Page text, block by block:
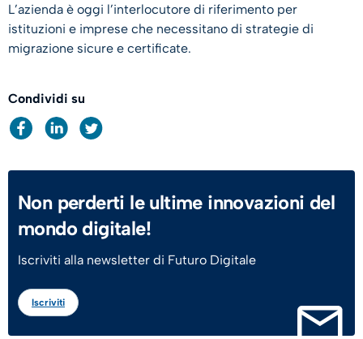
L’azienda è oggi l’interlocutore di riferimento per
istituzioni e imprese che necessitano di strategie di
migrazione sicure e certificate.
Condividi su
Non perderti le ultime innovazioni del
mondo digitale!
Iscriviti alla newsletter di Futuro Digitale
Iscriviti